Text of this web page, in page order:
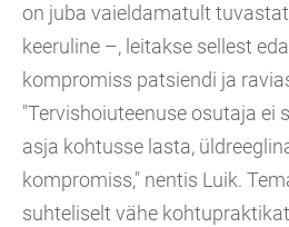
on juba vaieldamatult
keeruline –, leitakse sellest
kompromiss patsiendi ja
"Tervishoiuteenuse osutaja ei
asja kohtusse lasta,
kompromiss," nentis Luik.
suhteliselt vähe